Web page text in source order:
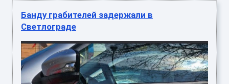
Банду грабителей задержали в
Светлограде